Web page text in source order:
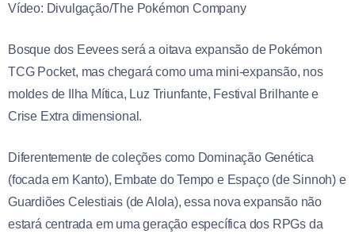
Vídeo: Divulgação/The Pokémon Company
Bosque dos Eevees será a oitava expansão de Pokémoո
TCG Pocket, mas chegará como uma mini-expansão, nos
moldes de Ilha Mítica, Luz Triunfante, Festival Brilhante e
Crise Extra dimensional.
Diferentemente de coleções como Dominação Genética
(focada em Kanto), Embate do Tempo e Espaço (de Sinnoh) e
Guardiões Celestiais (de Alola), essa nova expansão não
estará centrada em uma geração específica dos RPGs da